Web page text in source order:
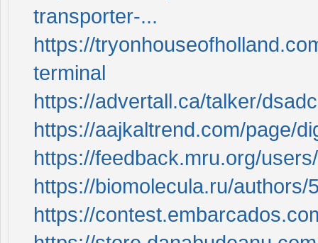
transporter-...
https://
terminal
https://advertall.ca/talker/
https://aajkaltrend.com/page/
https://feedback.mru.org/
https://biomolecula.ru/authors/
https://